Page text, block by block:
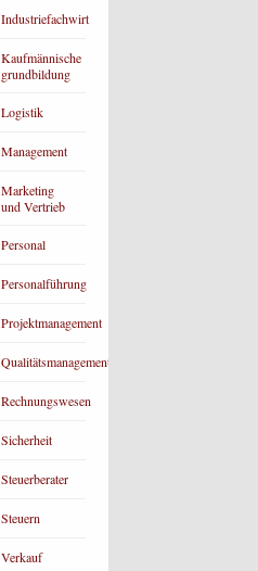
Industriefachwirt
Kaufmännische
grundbildung
Logistik
Management
Marketing
und Vertrieb
Personal
Personalführung
Projektmanagement
Qualitätsmanagement
Rechnungswesen
Sicherheit
Steuerberater
Steuern
Verkauf